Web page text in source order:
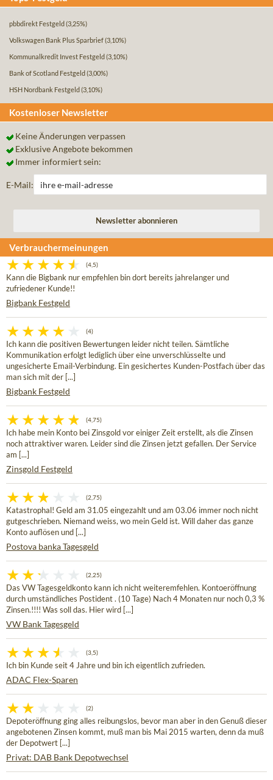
pbbdirekt Festgeld (3,25%)
Volkswagen Bank Plus Sparbrief(3,10%)
Kommunalkredit Invest Festgeld (3,10%)
Bank of Scotland Festgeld (3,00%)
HSH Nordbank Festgeld (3,10%)
Kostenloser Newsletter
Keine Änderungen verpassen
Exklusive Angebote bekommen
Immer informiert sein:
E-Mail:
Verbrauchermeinungen
(4,5)
Kann die Bigbank nur empfehlen bin dort bereits jahrelanger und
zufriedener Kunde!!
Bigbank Festgeld
(4)
Ich kann die positiven Bewertungen leider nicht teilen. Sämtliche
Kommunikation erfolgt lediglich über eine unverschlüsselte und
ungesicherte Email-Verbindung. Ein gesichertes Kunden-Postfach über das
man sich mit der [...]
Bigbank Festgeld
(4,75)
Ich habe mein Konto bei Zinsgold vor einiger Zeit erstellt, als die Zinsen
noch attraktiver waren. Leider sind die Zinsen jetzt gefallen. Der Service
am [...]
Zinsgold Festgeld
(2,75)
Katastrophal! Geld am 31.05 eingezahlt und am 03.06 immer noch nicht
gutgeschrieben. Niemand weiss, wo mein Geld ist. Will daher das ganze
Konto auflösen und [...]
Postova banka Tagesgeld
(2,25)
Das VW Tagesgeldkonto kann ich nicht weiteremfehlen. Kontoeröffnung
durch umständliches Postident . (10 Tage) Nach 4 Monaten nur noch 0,3 %
Zinsen.!!!! Was soll das. Hier wird [...]
VW Bank Tagesgeld
(3,5)
Ich bin Kunde seit 4 Jahre und bin ich eigentlich zufrieden.
ADAC Flex-Sparen
(2)
Depoteröffnung ging alles reibungslos, bevor man aber in den Genuß dieser
angebotenen Zinsen kommt, muß man bis Mai 2015 warten, denn da muß
der Depotwert [...]
Privat: DAB Bank Depotwechsel